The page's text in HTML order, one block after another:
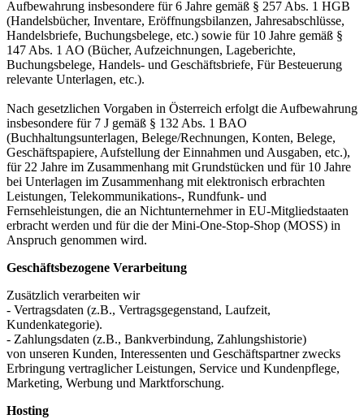
Aufbewahrung insbesondere für 6 Jahre gemäß § 257 Abs. 1 HGB
(Handelsbücher, Inventare, Eröffnungsbilanzen, Jahresabschlüsse,
Handelsbriefe, Buchungsbelege, etc.) sowie für 10 Jahre gemäß §
147 Abs. 1 AO (Bücher, Aufzeichnungen, Lageberichte,
Buchungsbelege, Handels- und Geschäftsbriefe, Für Besteuerung
relevante Unterlagen, etc.).
Nach gesetzlichen Vorgaben in Österreich erfolgt die Aufbewahrung
insbesondere für 7 J gemäß § 132 Abs. 1 BAO
(Buchhaltungsunterlagen, Belege/Rechnungen, Konten, Belege,
Geschäftspapiere, Aufstellung der Einnahmen und Ausgaben, etc.),
für 22 Jahre im Zusammenhang mit Grundstücken und für 10 Jahre
bei Unterlagen im Zusammenhang mit elektronisch erbrachten
Leistungen, Telekommunikations-, Rundfunk- und
Fernsehleistungen, die an Nichtunternehmer in EU-Mitgliedstaaten
erbracht werden und für die der Mini-One-Stop-Shop (MOSS) in
Anspruch genommen wird.
Geschäftsbezogene Verarbeitung
Zusätzlich verarbeiten wir
- Vertragsdaten (z.B., Vertragsgegenstand, Laufzeit,
Kundenkategorie).
- Zahlungsdaten (z.B., Bankverbindung, Zahlungshistorie)
von unseren Kunden, Interessenten und Geschäftspartner zwecks
Erbringung vertraglicher Leistungen, Service und Kundenpflege,
Marketing, Werbung und Marktforschung.
Hosting